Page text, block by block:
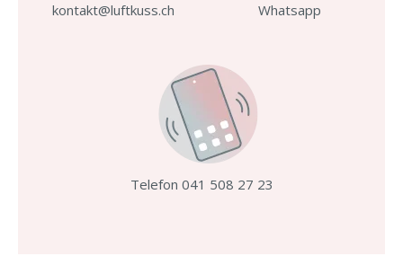
kontakt@luftkuss.ch Whatsapp
Telefon 041 508 27 23